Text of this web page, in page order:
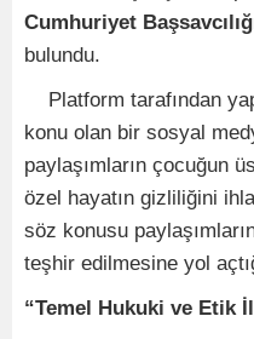
Cumhuriyet
bulundu.
Platform tarafından
konu olan bir sosyal
paylaşımların çocuğun
özel hayatın gizliliğini
söz konusu
teşhir edilmesine yol
“Temel Hukuki ve Etik